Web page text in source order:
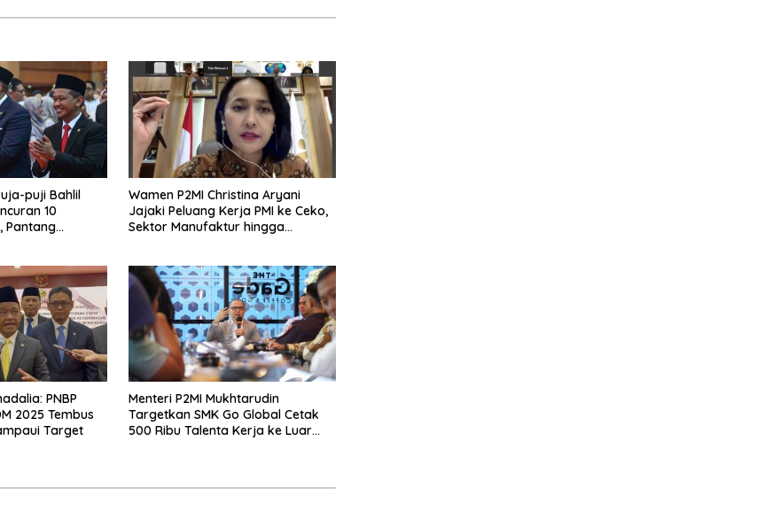
puji Bahlil
10
Pantang
Wamen P2MI Christina Aryani
Jajaki Peluang Kerja PMI ke Ceko,
Sektor Manufaktur hingga
PNBP
2025 Tembus
Target
Menteri P2MI Mukhtarudin
Targetkan SMK Go Global Cetak
500 Ribu Talenta Kerja ke Luar